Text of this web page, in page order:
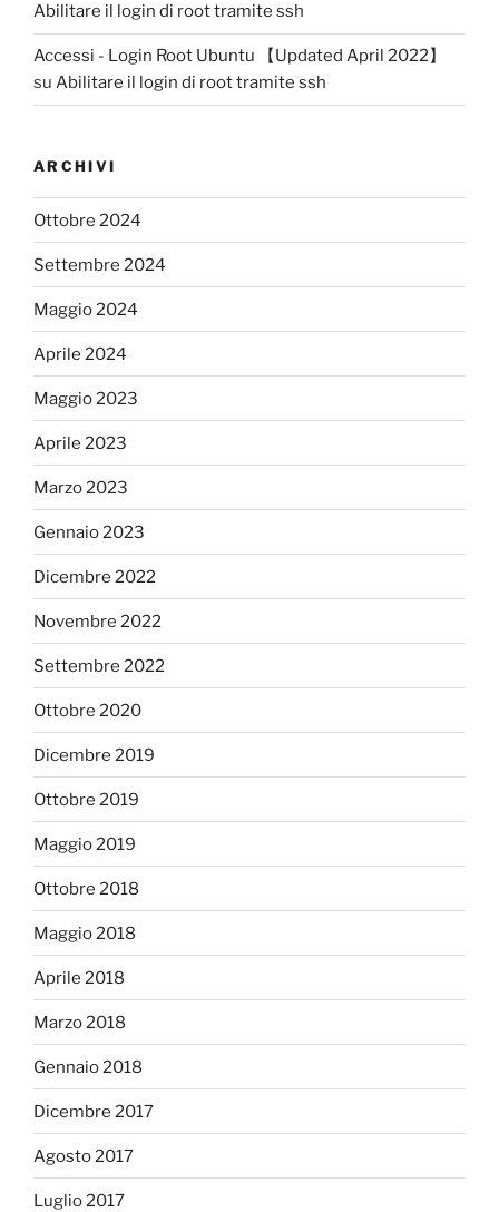
Abilitare il login di root tramite ssh
Accessi - Login Root Ubuntu 【Updated April 2022】
su Abilitare il login di root tramite ssh
ARCHIVI
Ottobre 2024
Settembre 2024
Maggio 2024
Aprile 2024
Maggio 2023
Aprile 2023
Marzo 2023
Gennaio 2023
Dicembre 2022
Novembre 2022
Settembre 2022
Ottobre 2020
Dicembre 2019
Ottobre 2019
Maggio 2019
Ottobre 2018
Maggio 2018
Aprile 2018
Marzo 2018
Gennaio 2018
Dicembre 2017
Agosto 2017
Luglio 2017